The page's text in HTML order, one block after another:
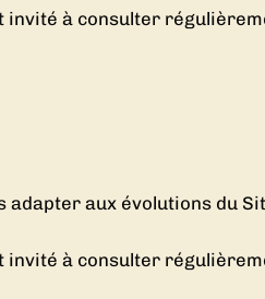
à consulter
aux évolutions du
à consulter